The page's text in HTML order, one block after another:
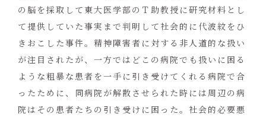
の脳を採取して東大医学部のＴ助教授に研究材料とし
て提供していた事実まで判明して社会的に代波紋をひ
きおこした事件。精神障害者に対する非人道的な扱い
が注目されたが、一方ではどこの病院でも扱いに困る
ような粗暴な患者を一手に引き受けてくれる病院で合
ったために、同病院が解散させられた時には周辺の病
院はその患者たちの引き受けに困った。社会的必要悪